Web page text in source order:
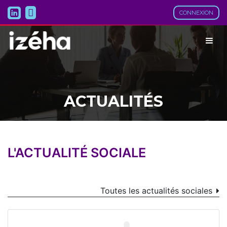
CONNEXION
ACTUALITÉS
L'ACTUALITÉ SOCIALE
Toutes les actualités sociales